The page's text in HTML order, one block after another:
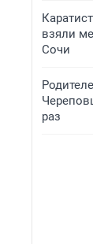
взяли
Сочи
раз